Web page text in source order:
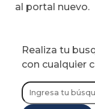
al portal nuevo.
Realiza tu
con cualquier